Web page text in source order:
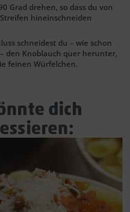
Grad drehen, so dass du von
hineinschneiden
schneidest du – wie schon
den Knoblauch quer herunter,
feinen Würfelchen.
dich